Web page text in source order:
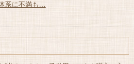
系に不満も…